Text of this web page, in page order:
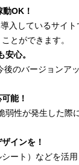
OK！
入しているサイ
とができます。
心。
のバージョンア
能！
性が発生した際
インを！
ート）などを活